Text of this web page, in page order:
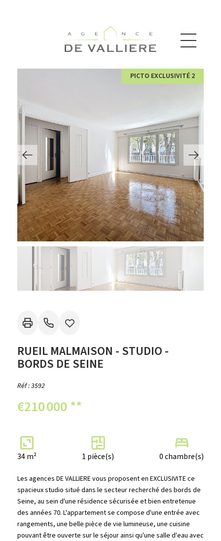
PICTO EXCLUSIVITÉ 2
RUEIL MALMAISON - STUDIO -
BORDS DE SEINE
Réf : 3592
€210 000**
34 m² 1 pièce(s) 0 chambre(s)
Les agences DE VALLIERE vous proposent en EXCLUSIVITE ce
spacieux studio situé dans le secteur recherché des bords de
Seine, au sein d'une résidence sécurisée et bien entretenue
des années 70. L'appartement se compose d'une entrée avec
rangements, une belle pièce de vie lumineuse, une cuisine
pouvant être ouverte sur le séjour ainsi qu'une salle d'eau avec